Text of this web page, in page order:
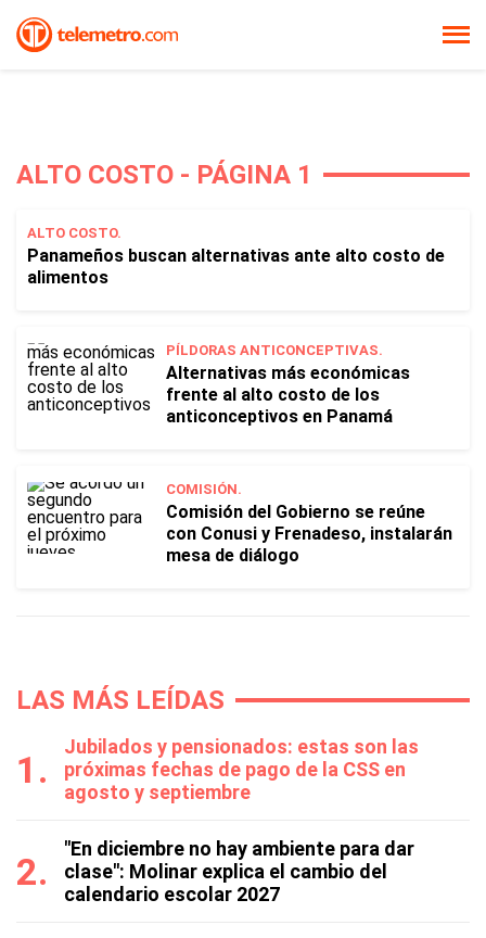
ALTO COSTO - PÁGINA 1
ALTO COSTO.
Panameños buscan alternativas ante alto costo de
alimentos
PÍLDORAS ANTICONCEPTIVAS.
Alternativas más económicas
frente al alto costo de los
anticonceptivos en Panamá
COMISIÓN.
Comisión del Gobierno se reúne
con Conusi y Frenadeso, instalarán
mesa de diálogo
LAS MÁS LEÍDAS
Jubilados y pensionados: estas son las
próximas fechas de pago de la CSS en
agosto y septiembre
"En diciembre no hay ambiente para dar
clase": Molinar explica el cambio del
calendario escolar 2027